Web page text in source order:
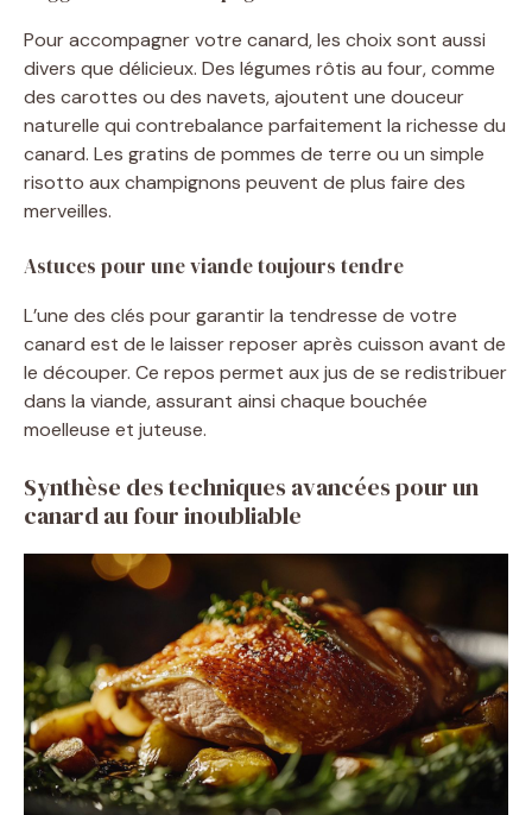
Pour accompagner votre canard, les choix sont aussi
divers que délicieux. Des légumes rôtis au four, comme
des carottes ou des navets, ajoutent une douceur
naturelle qui contrebalance parfaitement la richesse du
canard. Les gratins de pommes de terre ou un simple
risotto aux champignons peuvent de plus faire des
merveilles.
Astuces pour une viande toujours tendre
L’une des clés pour garantir la tendresse de votre
canard est de le laisser reposer après cuisson avant de
le découper. Ce repos permet aux jus de se redistribuer
dans la viande, assurant ainsi chaque bouchée
moelleuse et juteuse.
Synthèse des techniques avancées pour un
canard au four inoubliable